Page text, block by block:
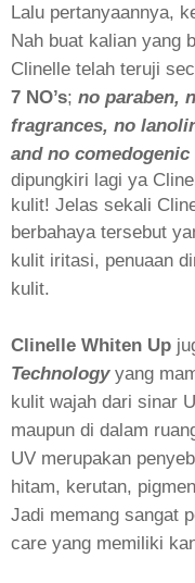
Lalu pertanyaannya,
Nah buat kalian yang
Clinelle telah teruji
7 NO’s; no paraben,
fragrances, no
and no
dipungkiri lagi ya
kulit! Jelas sekali
berbahayatersebut
kulit iritasi, penuaan
kulit.
Clinelle Whiten Up
Technologyyang
kulit wajah dari sinar
maupun di dalam
UV merupakan
hitam, kerutan,
Jadi memang sangat
care yang memiliki